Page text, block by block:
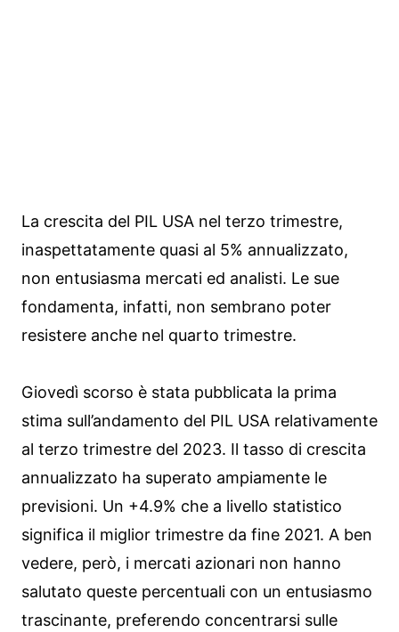
La crescita del PIL USA nel terzo trimestre,
inaspettatamente quasi al 5% annualizzato,
non entusiasma mercati ed analisti. Le sue
fondamenta, infatti, non sembrano poter
resistere anche nel quarto trimestre.
Giovedì scorso è stata pubblicata la prima
stima sull’andamento del PIL USA relativamente
al terzo trimestre del 2023. Il tasso di crescita
annualizzato ha superato ampiamente le
previsioni. Un +4.9% che a livello statistico
significa il miglior trimestre da fine 2021. A ben
vedere, però, i mercati azionari non hanno
salutato queste percentuali con un entusiasmo
trascinante, preferendo concentrarsi sulle